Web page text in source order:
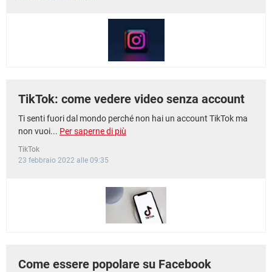
TikTok: come vedere video senza account
Ti senti fuori dal mondo perché non hai un account TikTok ma
non vuoi... Per saperne di più
TikTok
23 febbraio 2022 alle 09:35
Come essere popolare su Facebook